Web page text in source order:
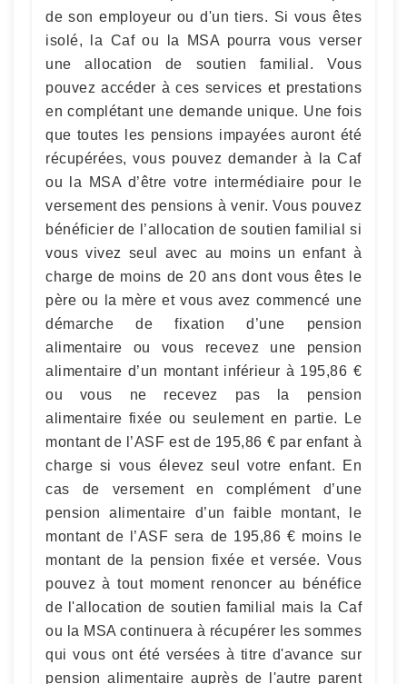
de son employeur ou d'un tiers. Si vous êtes
isolé, la Caf ou la MSA pourra vous verser
une allocation de soutien familial. Vous
pouvez accéder à ces services et prestations
en complétant une demande unique. Une fois
que toutes les pensions impayées auront été
récupérées, vous pouvez demander à la Caf
ou la MSA d’être votre intermédiaire pour le
versement des pensions à venir. Vous pouvez
bénéficier de l’allocation de soutien familial si
vous vivez seul avec au moins un enfant à
charge de moins de 20 ans dont vous êtes le
père ou la mère et vous avez commencé une
démarche de fixation d’une pension
alimentaire ou vous recevez une pension
alimentaire d’un montant inférieur à 195,86 €
ou vous ne recevez pas la pension
alimentaire fixée ou seulement en partie. Le
montant de l’ASF est de 195,86 € par enfant à
charge si vous élevez seul votre enfant. En
cas de versement en complément d’une
pension alimentaire d’un faible montant, le
montant de l’ASF sera de 195,86 € moins le
montant de la pension fixée et versée. Vous
pouvez à tout moment renoncer au bénéfice
de l'allocation de soutien familial mais la Caf
ou la MSA continuera à récupérer les sommes
qui vous ont été versées à titre d'avance sur
pension alimentaire auprès de l'autre parent